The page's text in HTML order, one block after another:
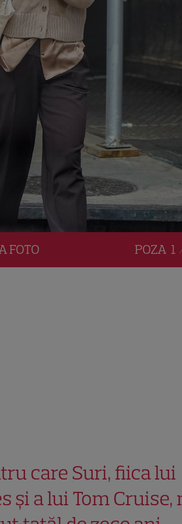
FOTO POZA 1
care Suri, fiica lui
și a lui Tom Cruise,